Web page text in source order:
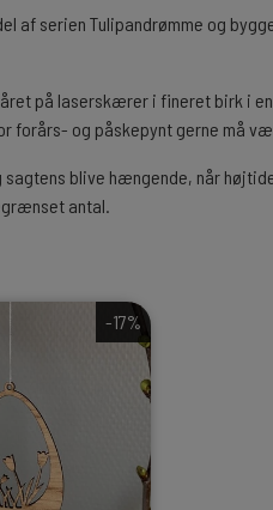
serien Tulipandrømme og
på laserskærer i fineret birk i
forårs- og påskepynt gerne må
blive hængende, når
antal.
-17%